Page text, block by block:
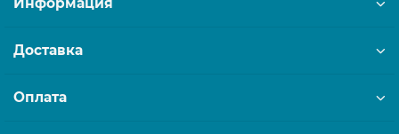
Доставка
Оплата